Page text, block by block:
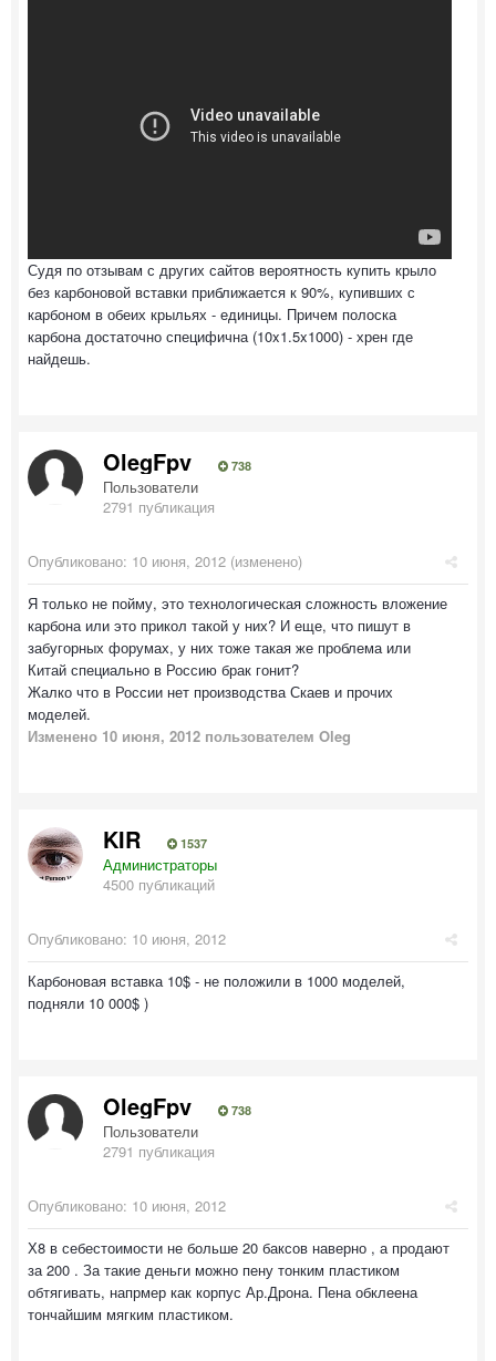
Судя по отзывам с других сайтов вероятность купить крыло
без карбоновой вставки приближается к 90%, купивших с
карбоном в обеих крыльях - единицы. Причем полоска
карбона достаточно специфична (10x1.5x1000) - хрен где
найдешь.
OlegFpv 738
Пользователи
2791 публикация
Опубликовано: 10 июня, 2012 (изменено)
Я только не пойму, это технологическая сложность вложение
карбона или это прикол такой у них? И еще, что пишут в
забугорных форумах, у них тоже такая же проблема или
Китай специально в Россию брак гонит?
Жалко что в России нет производства Скаев и прочих
моделей.
Изменено 10 июня, 2012 пользователем Oleg
KIR 1537
Администраторы
4500 публикаций
Опубликовано: 10 июня, 2012
Карбоновая вставка 10$ - не положили в 1000 моделей,
подняли 10 000$ )
OlegFpv 738
Пользователи
2791 публикация
Опубликовано: 10 июня, 2012
Х8 в себестоимости не больше 20 баксов наверно , а продают
за 200 . За такие деньги можно пену тонким пластиком
обтягивать, напрмер как корпус Ар.Дрона. Пена обклеена
тончайшим мягким пластиком.